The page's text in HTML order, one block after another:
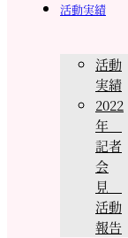
活動実績
活動
実績
2022
年
記者
会
見
活動
報告